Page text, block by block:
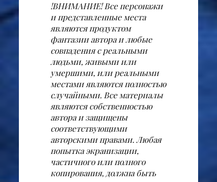
!ВНИМАНИЕ! Все персонажи
и представленные места
являются продуктом
фантазии автора и любые
совпадения с реальными
людьми, живыми или
умершими, или реальными
местами являются полностью
случайными. Все материалы
являются собственностью
автора и защищены
соответствующими
авторскими правами. Любая
попытка экранизации,
частичного или полного
копирования, должна быть